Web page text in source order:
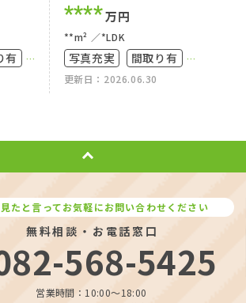
有
****万円
**m² *LDK
写真充実
間取り有
ペット可
高層階
更新日：2026.06.30
たと言ってお気軽にお問い合わせください
無料相談・お電話窓口
568-5425
営業時間：10:00〜18:00